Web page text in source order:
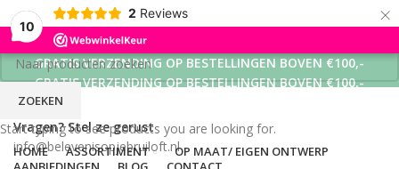
10
2 Reviews ×
GRATIS VERZENDING OP BESTELLINGEN BOVEN €100,-
GRATIS VERZENDING OP BESTELLINGEN BOVEN €100,-
GRATIS VERZENDING OP BESTELLINGEN BOVEN €100,-
Vragen? Stel ze gerust
info@belevenisopjebruiloft.nl
HOME ASSORTIMENT
OP MAAT/ EIGEN ONTWERP
ZOEKEN
Start typing to see products you are looking for.